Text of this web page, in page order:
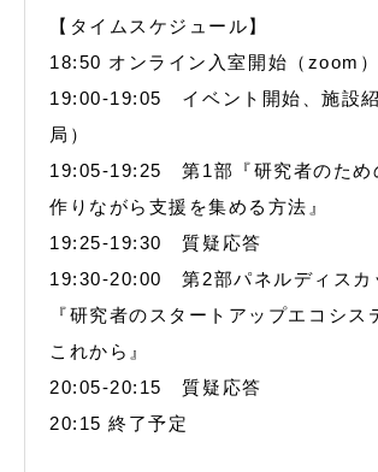
【タイムスケジュール】
18:50 オンライン入室開始（zoom）
19:00-19:05 イベント開始、施設
局）
19:05-19:25 第1部『研究者のため
作りながら支援を集める方法』
19:25-19:30 質疑応答
19:30-20:00 第2部パネルディスカ
『研究者のスタートアップエコシス
これから』
20:05-20:15 質疑応答
20:15 終了予定